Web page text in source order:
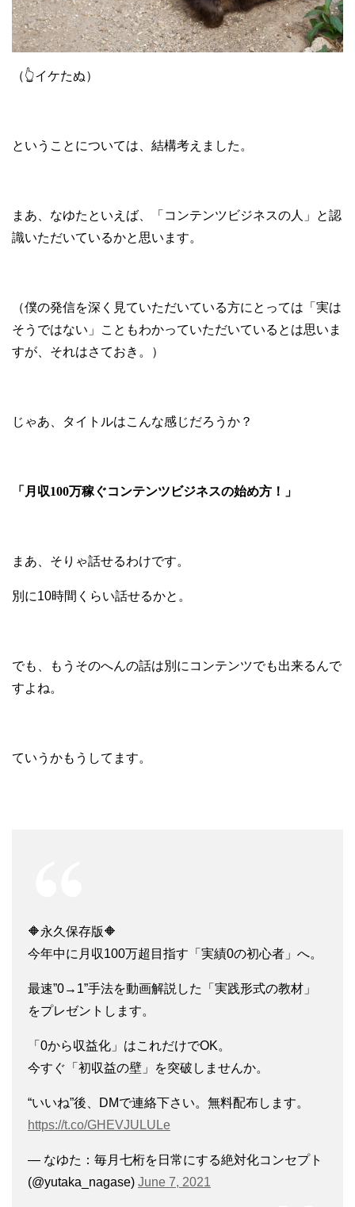
（👆イケたぬ）
ということについては、結構考えました。
まあ、なゆたといえば、「コンテンツビジネスの人」と認
識いただいているかと思います。
（僕の発信を深く見ていただいている方にとっては「実は
そうではない」こともわかっていただいているとは思いま
すが、それはさておき。）
じゃあ、タイトルはこんな感じだろうか？
「月収100万稼ぐコンテンツビジネスの始め方！」
まあ、そりゃ話せるわけです。
別に10時間くらい話せるかと。
でも、もうそのへんの話は別にコンテンツでも出来るんで
すよね。
ていうかもうしてます。
🔶永久保存版🔶
今年中に月収100万超目指す「実績0の初心者」へ。
最速”0→1”手法を動画解説した「実践形式の教材」
をプレゼントします。
「0から収益化」はこれだけでOK。
今すぐ「初収益の壁」を突破しませんか。
“いいね”後、DMで連絡下さい。無料配布します。
https://t.co/GHEVJULULe
— なゆた：毎月七桁を日常にする絶対化コンセプト
(@yutaka_nagase) June 7, 2021